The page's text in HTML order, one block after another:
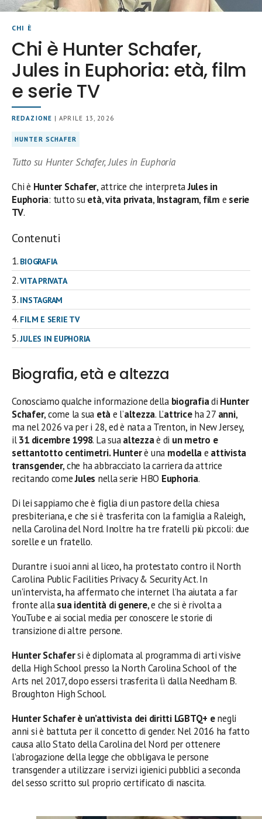
CHI È
Chi è Hunter Schafer,
Jules in Euphoria: età, film
e serie TV
REDAZIONE | APRILE 13, 2026
HUNTER SCHAFER
Tutto su Hunter Schafer, Jules in Euphoria
Chi è Hunter Schafer, attrice che interpretaJules in
Euphoria: tutto suetà,vita privata, Instagram, film e serie
TV.
Contenuti
BIOGRAFIA
VITA PRIVATA
INSTAGRAM
FILM E SERIE TV
JULES IN EUPHORIA
Biografia, età e altezza
Conosciamo qualche informazione della biografiadi Hunter
Schafer, come la sua etàe l’altezza. L’attriceha 27 anni,
ma nel 2026 va per i 28, ed è nata a Trenton, in New Jersey,
il31 dicembre 1998. La suaaltezzaè di un metro e
settantotto centimetri. Hunterè una modellae attivista
transgender, che ha abbracciato la carriera da attrice
recitando comeJules nella serie HBO Euphoria.
Di lei sappiamo che è figlia di un pastore della chiesa
presbiteriana, e che si è trasferita con la famiglia a Raleigh,
nella Carolina del Nord. Inoltre ha tre fratelli più piccoli: due
sorelle e un fratello.
Durantre i suoi anni al liceo, ha protestato contro il North
Carolina Public Facilities Privacy & Security Act. In
un’intervista, ha affermato che internet l’ha aiutata a far
fronte allasua identità di genere, e che si è rivolta a
YouTube e ai social media per conoscere le storie di
transizione di altre persone.
Hunter Schafersi è diplomata al programma di arti visive
della High School presso la North Carolina School of the
Arts nel 2017, dopo essersi trasferita lì dalla Needham B.
Broughton High School.
Hunter Schafer è un’attivista dei diritti LGBTQ+ enegli
anni si è battuta per il concetto di gender. Nel 2016 ha fatto
causa allo Stato della Carolina del Nord per ottenere
l’abrogazione della legge che obbligava le persone
transgender a utilizzare i servizi igienici pubblici a seconda
del sesso scritto sul proprio certificato di nascita.